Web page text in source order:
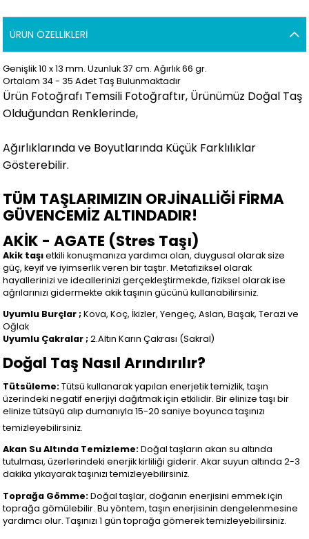
ÜRÜN ÖZELLIKLERI
Genişlik 10 x 13 mm. Uzunluk 37 cm. Ağırlık 66 gr.
Ortalam 34 - 35 Adet Taş Bulunmaktadır
Ürün Fotoğrafı Temsili Fotoğraftır, Ürünümüz Doğal Taş
Olduğundan Renklerinde,
Ağırlıklarında ve Boyutlarında Küçük Farklılıklar
Gösterebilir.
TÜM TAŞLARIMIZIN ORJİNALLİĞİ FİRMA
GÜVENCEMİZ ALTINDADIR!
AKİK - AGATE (Stres Taşı)
Akik taşıetkili konuşmanıza yardımcı olan, duygusal olarak size
güç, keyif ve iyimserlik veren bir taştır. Metafiziksel olarak
hayallerinizi ve ideallerinizi gerçekleştirmekde, fiziksel olarak ise
ağrılarınızı gidermekte akik taşının gücünü kullanabilirsiniz.
Uyumlu Burçlar ;Kova, Koç, İkizler, Yengeç, Aslan, Başak, Terazi ve
Oğlak
Uyumlu Çakralar ;2.Altın Karın Çakrası (Sakral)
Doğal Taş Nasıl Arındırılır?
Tütsüleme:Tütsü kullanarak yapılan enerjetik temizlik, taşın
üzerindeki negatif enerjiyi dağıtmak için etkilidir. Bir elinize taşı bir
elinize tütsüyü alıp dumanıyla 15-20 saniye boyunca taşınızı
temizleyebilirsiniz.
Akan Su Altında Temizleme:Doğal taşların akan su altında
tutulması, üzerlerindeki enerjik kirliliği giderir. Akar suyun altında 2-3
dakika yıkayarak taşınızı temizleyebilirsiniz.
Toprağa Gömme:Doğal taşlar, doğanın enerjisini emmek için
toprağa gömülebilir. Bu yöntem, taşın enerjisinin dengelenmesine
yardımcı olur. Taşınızı 1 gün toprağa gömerek temizleyebilirsiniz.